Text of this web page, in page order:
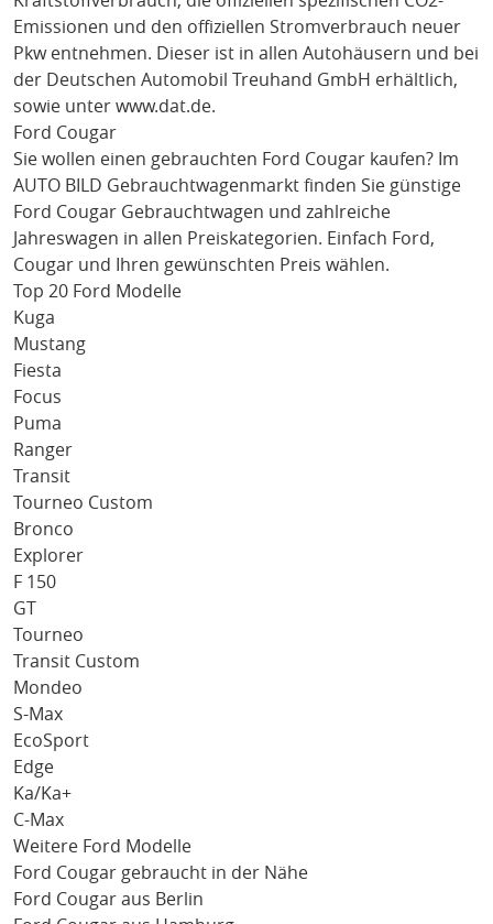
Emissionen und den offiziellen Stromverbrauch neuer
Pkw entnehmen. Dieser ist in allen Autohäusern und bei
der Deutschen Automobil Treuhand GmbH erhältlich,
sowie unter www.dat.de.
Ford Cougar
Sie wollen einen gebrauchten Ford Cougar kaufen? Im
AUTO BILD Gebrauchtwagenmarkt finden Sie günstige
Ford Cougar Gebrauchtwagen und zahlreiche
Jahreswagen in allen Preiskategorien. Einfach Ford,
Cougar und Ihren gewünschten Preis wählen.
Top 20 Ford Modelle
Kuga
Mustang
Fiesta
Focus
Puma
Ranger
Transit
Tourneo Custom
Bronco
Explorer
F 150
GT
Tourneo
Transit Custom
Mondeo
S-Max
EcoSport
Edge
Ka/Ka+
C-Max
Weitere Ford Modelle
Ford Cougar gebraucht in der Nähe
Ford Cougar aus Berlin